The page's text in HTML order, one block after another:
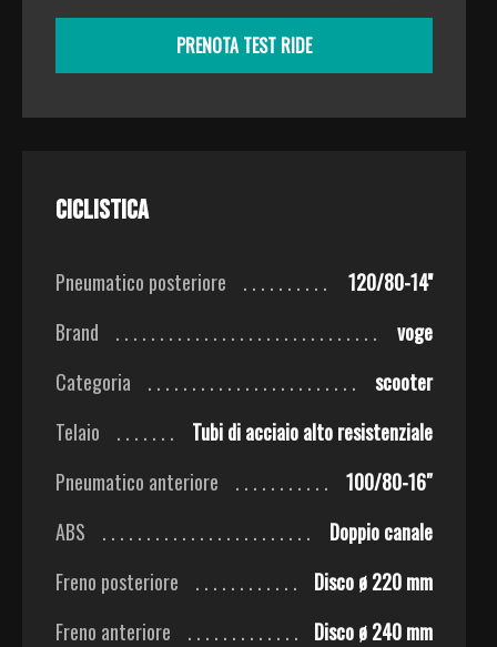
PRENOTA TEST RIDE
Ciclistica
Pneumatico posteriore
120/80-14''
Brand
voge
Categoria
scooter
Telaio
Tubi di acciaio alto resistenziale
Pneumatico anteriore
100/80-16″
ABS
Doppio canale
Freno posteriore
Disco ø 220 mm
Freno anteriore
Disco ø 240 mm